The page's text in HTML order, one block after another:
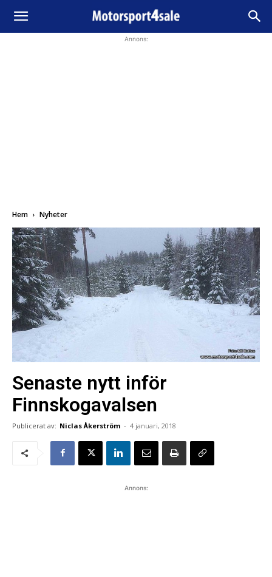
Annons:
Hem Nyheter
Senaste nytt inför
Finnskogavalsen
Publicerat av: Niclas Åkerström - 4 januari, 2018
Annons: